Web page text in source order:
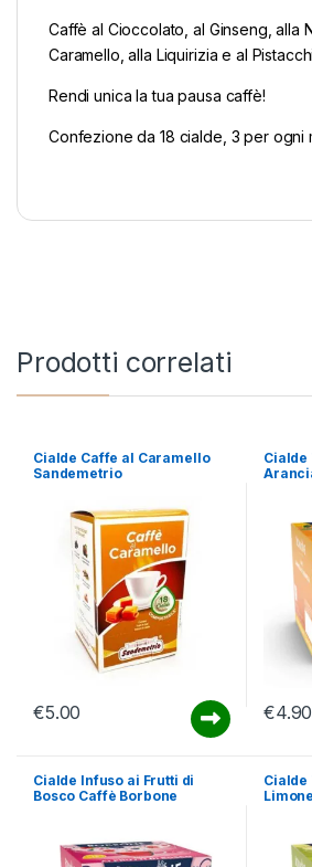
Caffè al Cioccolato, al Ginseng, alla
Caramello, alla Liquirizia e al
Rendi unica la tua pausa caffè!
Confezione da 18 cialde, 3 per ogni
Prodotti correlati
Cialde Caffe al Caramello
Sandemetrio
€5.00
Cialde
€4.90
Cialde Infuso ai Frutti di
Bosco Caffè Borbone
Cialde